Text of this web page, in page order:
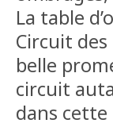
La table
Circuit
belle
circuit
dans